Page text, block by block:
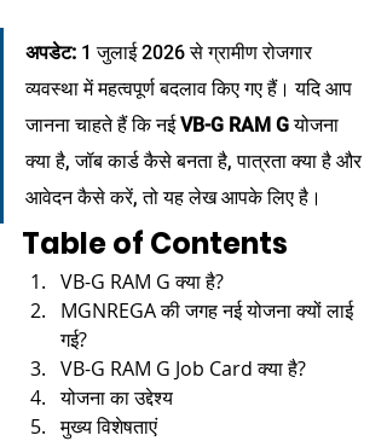
अपडेट: 1 जुलाई 2026 से ग्रामीण रोजगार
व्यवस्था में महत्वपूर्ण बदलाव किए गए हैं। यदि आप
जानना चाहते हैं कि नई VB-G RAM G योजना
क्या है, जॉब कार्ड कैसे बनता है, पात्रता क्या है और
आवेदन कैसे करें, तो यह लेख आपके लिए है।
Table of Contents
VB-G RAM G क्या है?
MGNREGA की जगह नई योजना क्यों लाई
गई?
VB-G RAM G Job Card क्या है?
योजना का उद्देश्य
मुख्य विशेषताएं